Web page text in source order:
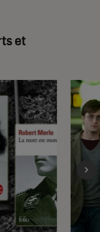
et